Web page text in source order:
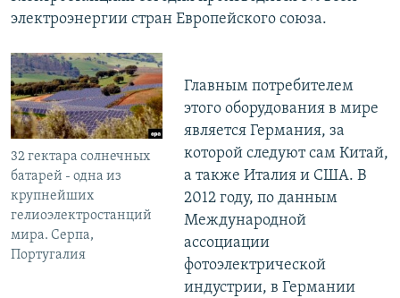
электроэнергии стран Европейского союза.
32 гектара солнечных
батарей - одна из
крупнейших
гелиоэлектростанций
мира. Серпа,
Португалия
Главным потребителем
этого оборудования в мире
является Германия, за
которой следуют сам Китай,
а также Италия и США. В
2012 году, по данным
Международной
ассоциации
фотоэлектрической
индустрии, в Германии